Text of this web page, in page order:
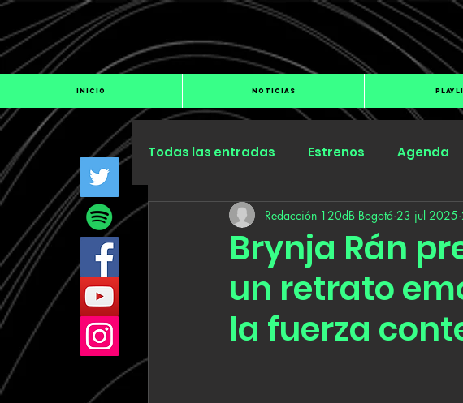
INICIO NOTICIAS
Todas las entradas Estrenos Agenda
Industria Especiales Submit Hub
Brynja Rán
un retrato
la fuerza
Redacción 120dB Bogotá 23 jul 2025